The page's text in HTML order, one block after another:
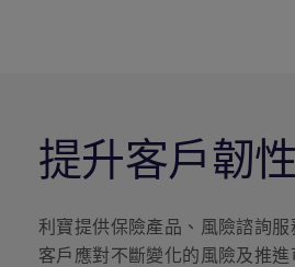
提升客戶韌性
利寶提供保險產品、風險諮詢
客戶應對不斷變化的風險及推